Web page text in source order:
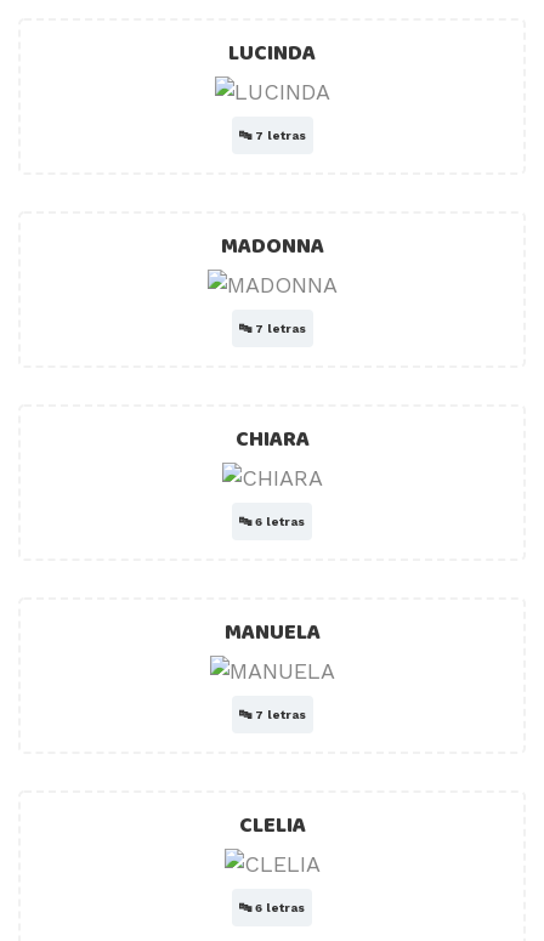
LUCINDA
🔤 7 letras
MADONNA
🔤 7 letras
CHIARA
🔤6 letras
MANUELA
🔤 7 letras
CLELIA
🔤6 letras